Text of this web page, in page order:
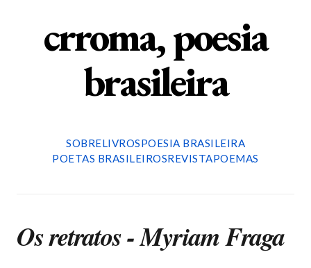
crroma, poesia
brasileira
SOBRELIVROSPOESIA BRASILEIRA
POETAS BRASILEIROSREVISTAPOEMAS
Os retratos - Myriam Fraga